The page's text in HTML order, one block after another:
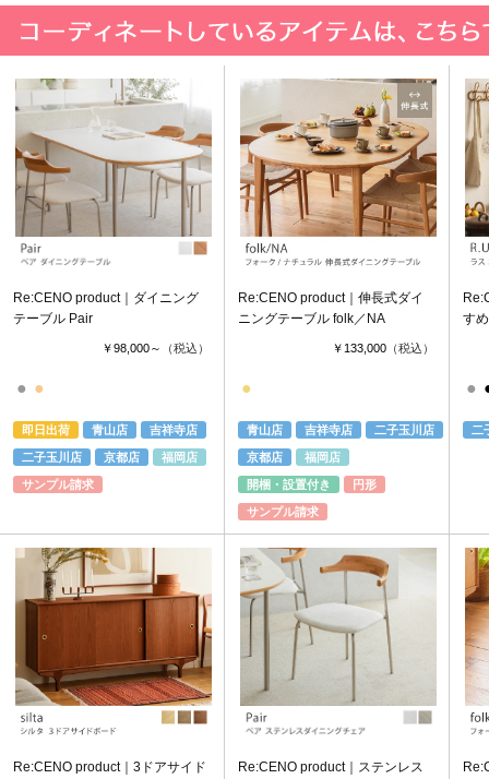
Re:CENO product｜ダイニング
テーブル Pair
￥98,000～ （税込）
● ●
即日出荷 青山店 吉祥寺店
二子玉川店 京都店 福岡店
サンプル請求
Re:CENO product｜伸長式ダイ
ニングテーブル folk／NA
￥133,000 （税込）
●
青山店 吉祥寺店 二子玉川店
京都店 福岡店
開梱・設置付き 円形
サンプル請求
す
●
二
Re:CENO product｜3ドアサイド
Re:CENO product｜ステンレス